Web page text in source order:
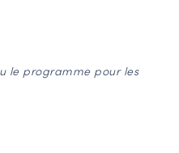
le programme pour les